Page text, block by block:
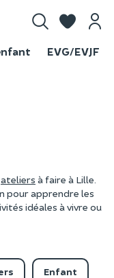
EVG/EVJF
ateliers à faire à Lille.
pour apprendre les
idéales à vivre ou
Enfant